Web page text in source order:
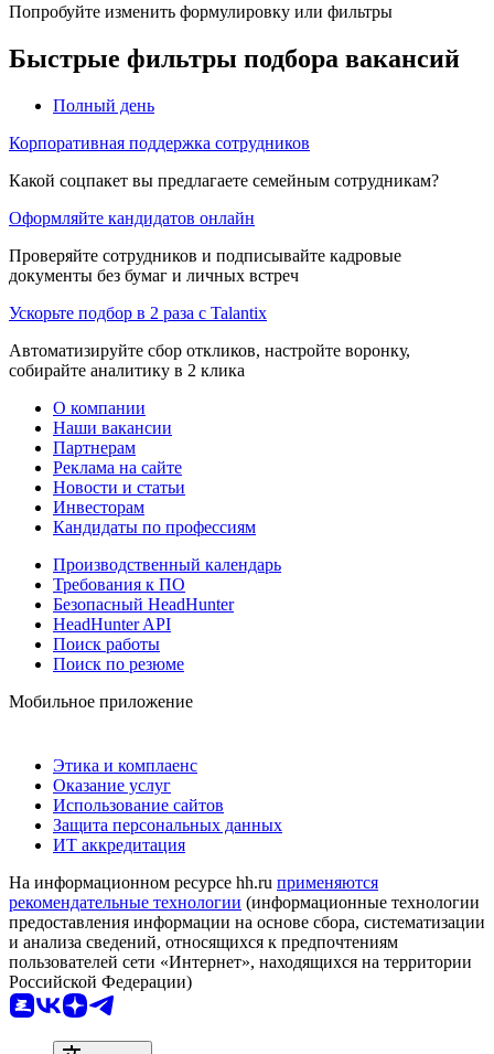
Попробуйте изменить формулировку или фильтры
Быстрые фильтры подбора вакансий
Полный день
Корпоративная поддержка сотрудников
Какой соцпакет вы предлагаете семейным сотрудникам?
Оформляйте кандидатов онлайн
Проверяйте сотрудников и подписывайте кадровые
документы без бумаг и личных встреч
Ускорьте подбор в 2 раза с Talantix
Автоматизируйте сбор откликов, настройте воронку,
собирайте аналитику в 2 клика
О компании
Наши вакансии
Партнерам
Реклама на сайте
Новости и статьи
Инвесторам
Кандидаты по профессиям
Производственный календарь
Требования к ПО
Безопасный HeadHunter
HeadHunter API
Поиск работы
Поиск по резюме
Мобильное приложение
Этика и комплаенс
Оказание услуг
Использование сайтов
Защита персональных данных
ИТ аккредитация
На информационном ресурсе hh.ru применяются
рекомендательные технологии (информационные технологии
предоставления информации на основе сбора, систематизации
и анализа сведений, относящихся к предпочтениям
пользователей сети «Интернет», находящихся на территории
Российской Федерации)